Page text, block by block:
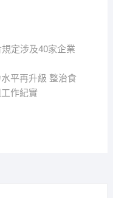
定涉及40家企業
平再升級 整治食
作紀實